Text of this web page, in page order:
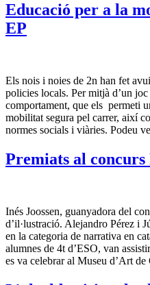
Educació per a la
EP
Els nois i noies de 2n han fet
policies locals. Per mitjà d’un
comportament, que els permeti
mobilitat segura pel carrer, així
normes socials i viàries. Podeu
Premiats al
Inés Joossen, guanyadora del
d’il·lustració. Alejandro Pérez i
en la categoria de narrativa en
alumnes de 4t d’ESO, van
es va celebrar al Museu d’Art